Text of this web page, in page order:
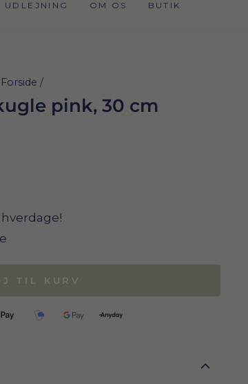
UDLEJNING OM OS BUTIK
Forside /
pink, 30 cm
hverdage!
TIL KURV